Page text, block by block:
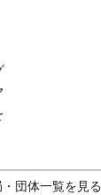
団体一覧を見る